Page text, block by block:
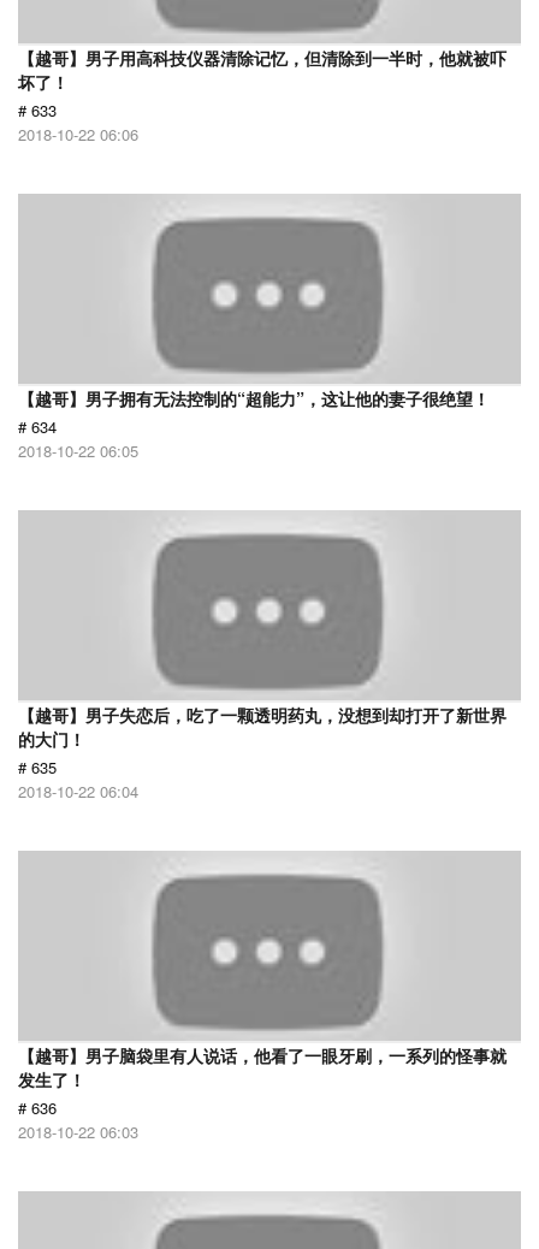
【越哥】男子用高科技仪器清除记忆，但清除到一半时，他就被吓
坏了！
# 633
2018-10-22 06:06
【越哥】男子拥有无法控制的“超能力”，这让他的妻子很绝望！
# 634
2018-10-22 06:05
【越哥】男子失恋后，吃了一颗透明药丸，没想到却打开了新世界
的大门！
# 635
2018-10-22 06:04
【越哥】男子脑袋里有人说话，他看了一眼牙刷，一系列的怪事就
发生了！
# 636
2018-10-22 06:03